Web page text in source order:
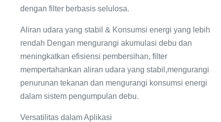
dengan filter berbasis selulosa.
Aliran udara yang stabil & Konsumsi energi yang lebih
rendah Dengan mengurangi akumulasi debu dan
meningkatkan efisiensi pembersihan, filter
mempertahankan aliran udara yang stabil,mengurangi
penurunan tekanan dan mengurangi konsumsi energi
dalam sistem pengumpulan debu.
Versatilitas dalam Aplikasi